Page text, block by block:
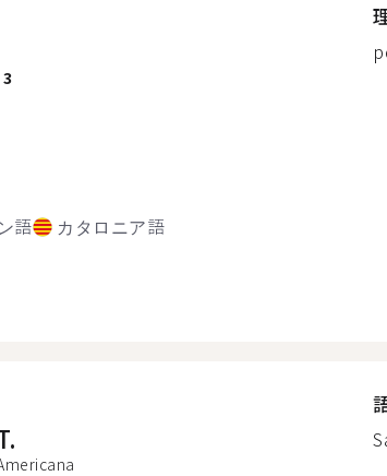
3
語 カタロニア語